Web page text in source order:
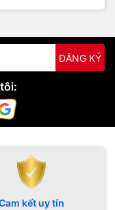
ĐĂNG KÝ
kết uy tín